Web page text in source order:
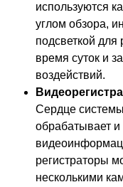
используются
углом обзора,
подсветкой
время суток и
воздействий.
Сердце
обрабатывает и
регистраторы
несколькими